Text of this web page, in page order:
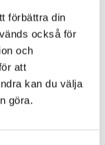
förbättra din
också för
och
att
kan du välja
göra.
att successivt
är öppen